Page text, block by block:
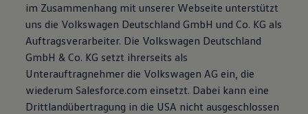
im Zusammenhang mit unserer Webseite unterstützt
uns die Volkswagen Deutschland GmbH und Co. KG als
Auftragsverarbeiter. Die Volkswagen Deutschland
GmbH & Co. KG setzt ihrerseits als
Unterauftragnehmer die Volkswagen AG ein, die
wiederum Salesforce.com einsetzt. Dabei kann eine
Drittlandübertragung in die USA nicht ausgeschlossen